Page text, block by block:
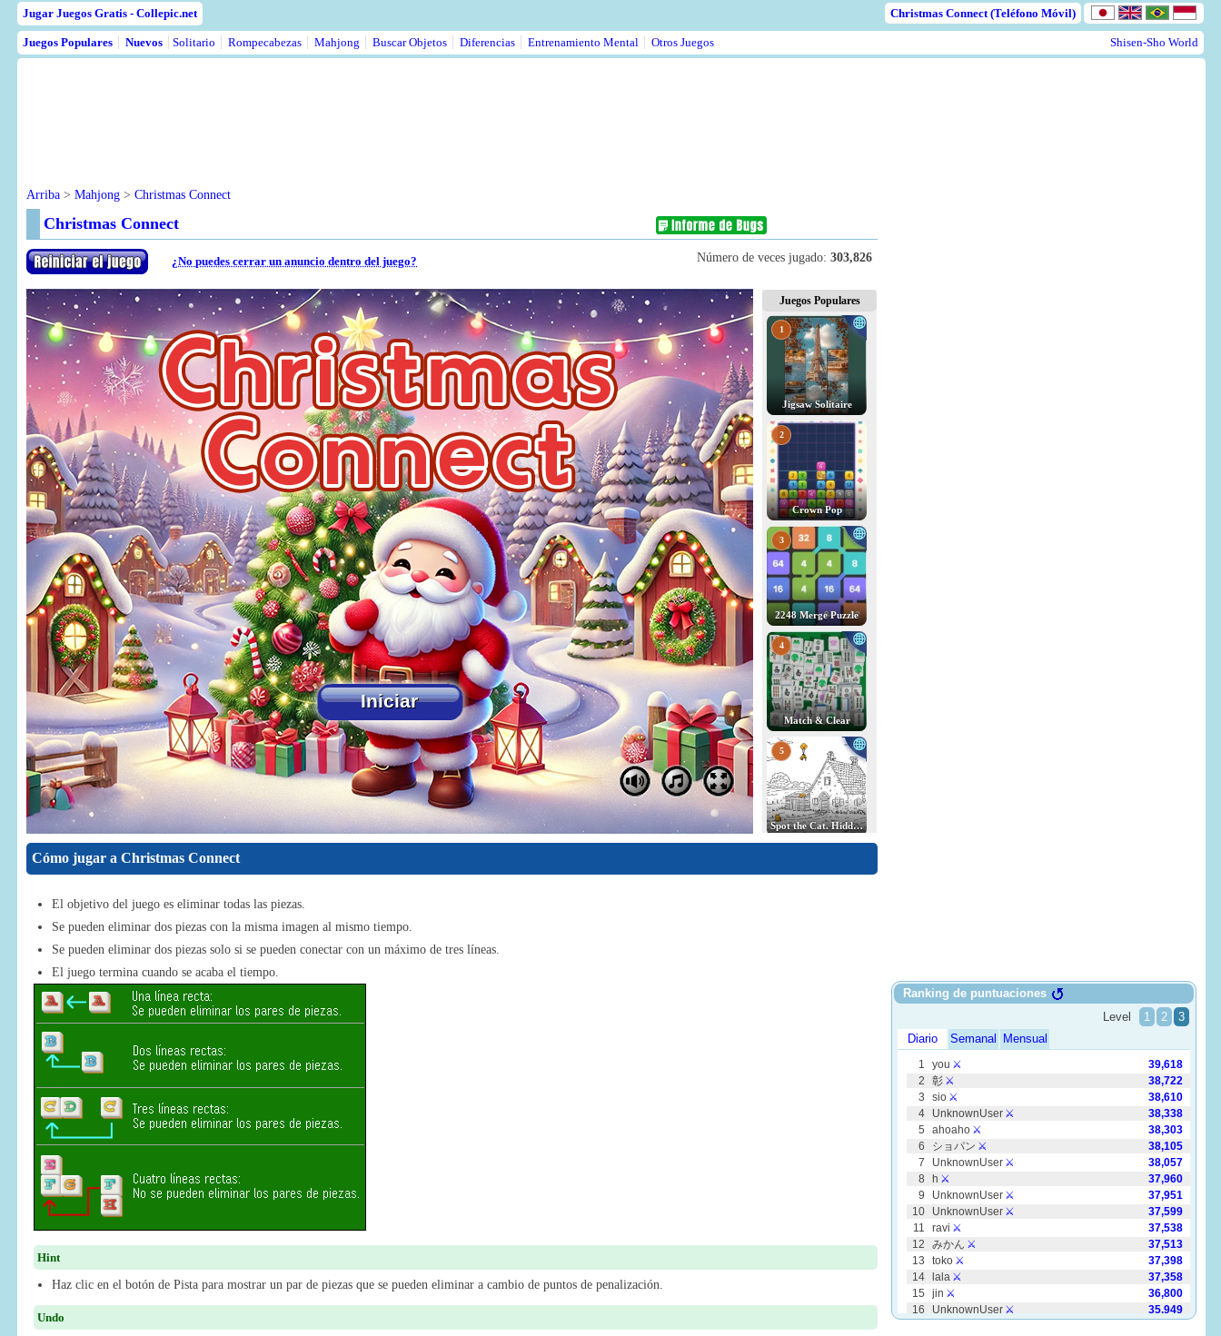
Jugar Juegos Gratis - Collepic.net Christmas Connect (Teléfono Móvil)
Juegos Populares Nuevos Solitario Rompecabezas Mahjong Buscar Objetos Diferencias Entrenamiento Mental Otros Juegos Shisen-Sho World
Arriba > Mahjong > Christmas Connect
Christmas Connect
Número de veces jugado: 303,826
¿No puedes cerrar un anuncio dentro del juego?
Juegos Populares
1
Jigsaw Solitaire
2
Crown Pop
3
2248 Merge Puzzle
4
Match & Clear
5
Spot the Cat. Hidden Cats
Duck Rescue: Screw Clear
Cómo jugar a Christmas Connect
El objetivo del juego es eliminar todas las piezas.
Se pueden eliminar dos piezas con la misma imagen al mismo tiempo.
Se pueden eliminar dos piezas solo si se pueden conectar con un máximo de tres líneas.
El juego termina cuando se acaba el tiempo.
Hint
Haz clic en el botón de Pista para mostrar un par de piezas que se pueden eliminar a cambio de puntos de penalización.
Undo